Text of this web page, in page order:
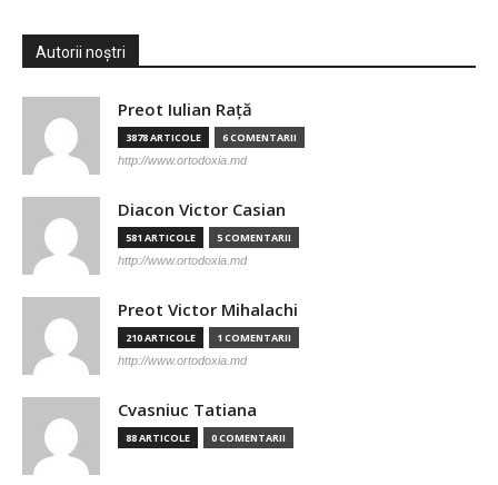
Autorii noștri
Preot Iulian Raţă
3878 ARTICOLE 6 COMENTARII
http://www.ortodoxia.md
Diacon Victor Casian
581 ARTICOLE 5 COMENTARII
http://www.ortodoxia.md
Preot Victor Mihalachi
210 ARTICOLE 1 COMENTARII
http://www.ortodoxia.md
Cvasniuc Tatiana
88 ARTICOLE 0 COMENTARII